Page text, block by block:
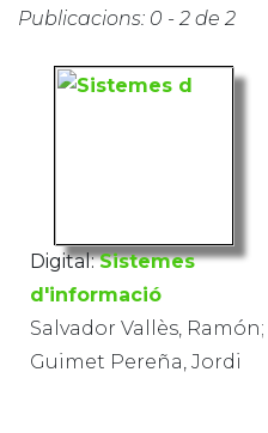
Publicacions: 0 - 2 de 2
Digital: Sistemes
d'informació
Salvador Vallès, Ramón;
Guimet Pereña, Jordi